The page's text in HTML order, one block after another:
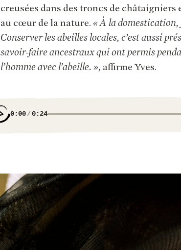
creusées dans des troncs de
au cœur de la nature. « À la domestication,
Conserver les abeilles locales, c’est aussi
savoir-faire ancestraux qui ont permis
l’homme avec l’abeille. », affirme Yves.
0:00 0:24